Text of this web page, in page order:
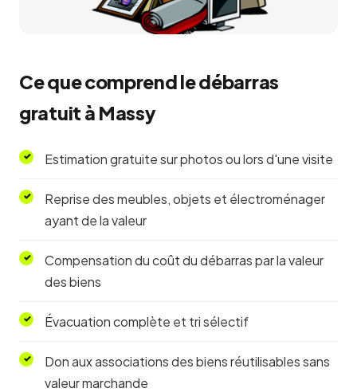
Ce que comprend le débarras
gratuit à Massy
Estimation gratuite sur photos ou lors d'une visite
Reprise des meubles, objets et électroménager
ayant de la valeur
Compensation du coût du débarras par la valeur
des biens
Évacuation complète et tri sélectif
Don aux associations des biens réutilisables sans
valeur marchande